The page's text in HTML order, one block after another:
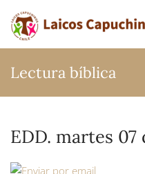
Ir al contenido principal
Lectura bíblica
EDD. martes